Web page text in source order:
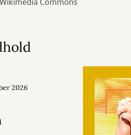
Commons
2026